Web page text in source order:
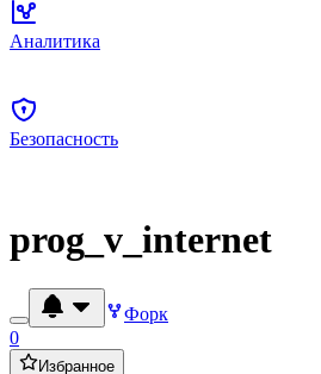
Аналитика
Безопасность
prog_v_internet
Форк
0
Избранное